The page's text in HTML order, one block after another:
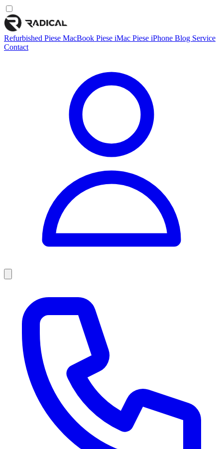
Refurbished Piese MacBook Piese iMac Piese iPhone Blog Service
Contact